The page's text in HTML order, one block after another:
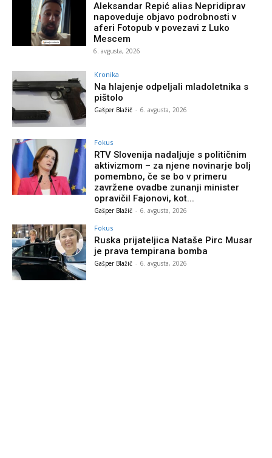
Aleksandar Repić alias Nepridiprav
napoveduje objavo podrobnosti v
aferi Fotopub v povezavi z Luko
Mescem
6. avgusta, 2026
Kronika
Na hlajenje odpeljali mladoletnika s
pištolo
Gašper Blažič - 6. avgusta, 2026
Fokus
RTV Slovenija nadaljuje s političnim
aktivizmom – za njene novinarje bolj
pomembno, če se bo v primeru
zavržene ovadbe zunanji minister
opravičil Fajonovi, kot...
Gašper Blažič - 6. avgusta, 2026
Fokus
Ruska prijateljica Nataše Pirc Musar
je prava tempirana bomba
Gašper Blažič - 6. avgusta, 2026